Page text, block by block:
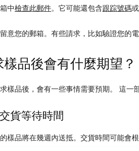
中檢查此郵件。它可能還包含跟踪號碼
意您的郵箱。有些請求，比如驗證您的
樣品後會有什麼期望？
樣品後，會有一些事情需要預期。 這一
貨等待時間
樣品將在幾週內送抵。交貨時間可能會